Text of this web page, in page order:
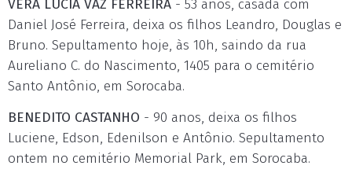
VERA LÚCIA VAZ FERREIRA - 53 anos, casada com
Daniel José Ferreira, deixa os filhos Leandro, Douglas e
Bruno. Sepultamento hoje, às 10h, saindo da rua
Aureliano C. do Nascimento, 1405 para o cemitério
Santo Antônio, em Sorocaba.
BENEDITO CASTANHO - 90 anos, deixa os filhos
Luciene, Edson, Edenilson e Antônio. Sepultamento
ontem no cemitério Memorial Park, em Sorocaba.